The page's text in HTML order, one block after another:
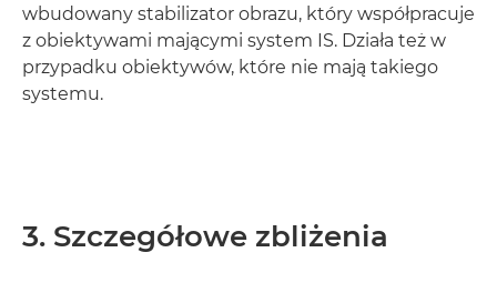
wbudowany stabilizator obrazu, który współpracuje
z obiektywami mającymi system IS. Działa też w
przypadku obiektywów, które nie mają takiego
systemu.
3. Szczegółowe zbliżenia